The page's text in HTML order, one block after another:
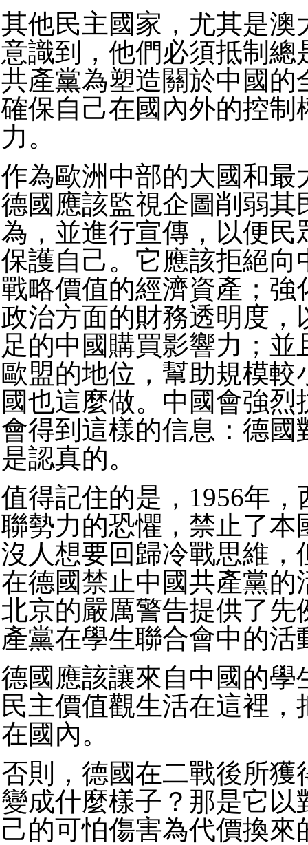
其他民主國家，尤其是澳
意識到，他們必須抵制總
共產黨為塑造關於中國的
確保自己在國內外的控制
力。
作為歐洲中部的大國和最
德國應該監視企圖削弱其
為，並進行宣傳，以便民
保護自己。它應該拒絕向
戰略價值的經濟資產；強
政治方面的財務透明度，
足的中國購買影響力；並
歐盟的地位，幫助規模較
國也這麼做。中國會強烈
會得到這樣的信息：德國
是認真的。
值得記住的是，1956年
聯勢力的恐懼，禁止了本
沒人想要回歸冷戰思維，
在德國禁止中國共產黨的
北京的嚴厲警告提供了先
產黨在學生聯合會中的活
德國應該讓來自中國的學
民主價值觀生活在這裡，
在國內。
否則，德國在二戰後所獲
變成什麼樣子？那是它以
己的可怕傷害為代價換來